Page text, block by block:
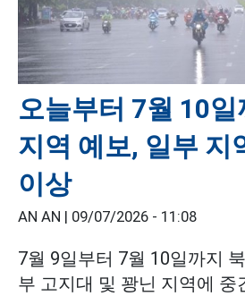
오늘부터 7월 10일
지역 예보, 일부 지
이상
AN AN | 09/07/2026 - 11:08
7월 9일부터 7월 10일까지
부 고지대 및 꽝닌 지역에 중